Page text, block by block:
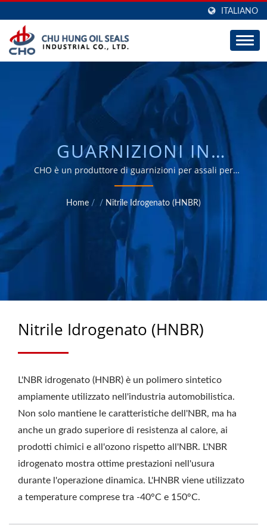
ITALIANO
GUARNIZIONI IN
NITRILE IDROGENATO
(HNBR) / GUARNIZIONI
PER RUOTE E-BARRIER
AUTOMOTIVE E
INDUSTRIALI,
GUARNIZIONI PER
RUOTE CENTURION E
PRODUTTORE DI
ASSI/CASSETTE DAL
1988 | CHU HUNG OIL
SEALS INDUSTRIAL CO.,
LTD.
CHO è un produttore di guarnizioni per assali per
camion e rimorchi, con una grande capacità di ODM e
OEM da 30 anni.
Home / / Nitrile Idrogenato (HNBR)
Nitrile Idrogenato (HNBR)
L'NBR idrogenato (HNBR) è un polimero sintetico
ampiamente utilizzato nell'industria automobilistica.
Non solo mantiene le caratteristiche dell'NBR, ma ha
anche un grado superiore di resistenza al calore, ai
prodotti chimici e all'ozono rispetto all'NBR. L'NBR
idrogenato mostra ottime prestazioni nell'usura
durante l'operazione dinamica. L'HNBR viene utilizzato
a temperature comprese tra -40°C e 150°C.